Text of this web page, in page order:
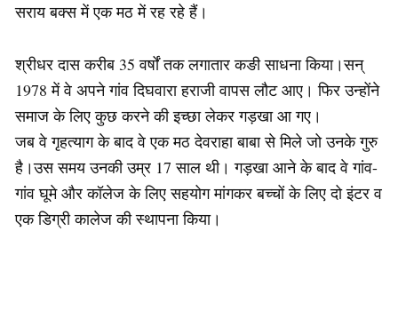
सराय बक्स में एक मठ में रह रहे हैं।
श्रीधर दास करीब 35 वर्षों तक लगातार कङी साधना किया।सन्
1978 में वे अपने गांव दिघवारा हराजी वापस लौट आए। फिर उन्होंने
समाज के लिए कुछ करने की इच्छा लेकर गड़खा आ गए।
जब वे गृहत्याग के बाद वे एक मठ देवराहा बाबा से मिले जो उनके गुरु
है।उस समय उनकी उम्र 17 साल थी। गड़खा आने के बाद वे गांव-
गांव घूमे और कॉलेज के लिए सहयोग मांगकर बच्चों के लिए दो इंटर व
एक डिग्री कालेज की स्थापना किया।